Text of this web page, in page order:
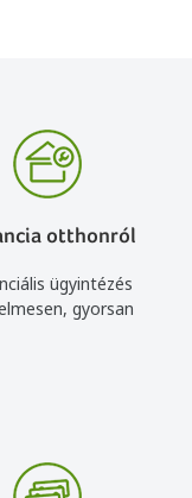
otthonról
ügyintézés
gyorsan